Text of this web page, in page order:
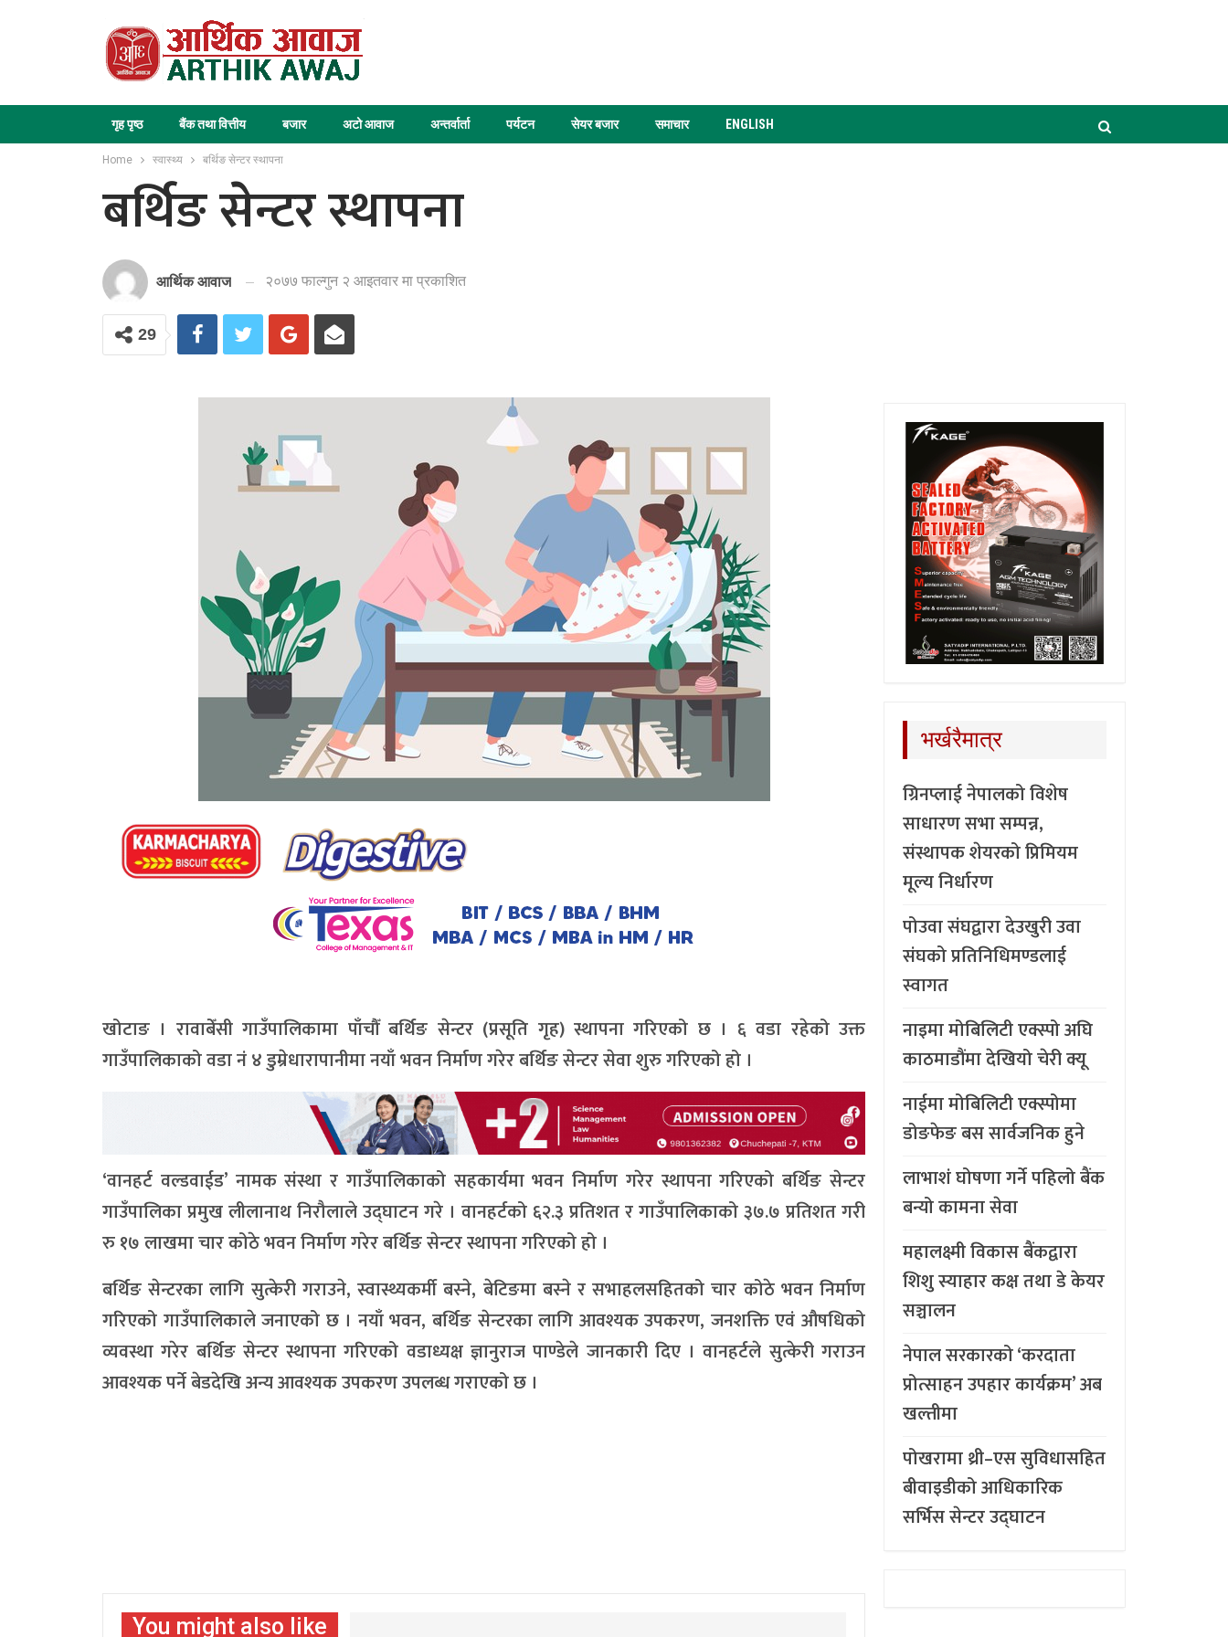
गृह पृष्ठ बैंक तथा वित्तीय बजार अटो आवाज अन्तर्वार्ता पर्यटन सेयर बजार समाचार ENGLISH
Home स्वास्थ्य बर्थिङ सेन्टर स्थापना
बर्थिङ सेन्टर स्थापना
आर्थिक आवाज २०७७ फाल्गुन २ आइतवार मा प्रकाशित
29
खोटाङ । रावाबेँसी गाउँपालिकामा पाँचौँ बर्थिङ सेन्टर (प्रसूति गृह) स्थापना गरिएको छ । ६ वडा रहेको उक्त
गाउँपालिकाको वडा नं ४ डुम्रेधारापानीमा नयाँ भवन निर्माण गरेर बर्थिङ सेन्टर सेवा शुरु गरिएको हो ।
‘वानहर्ट वल्डवाईड’ नामक संस्था र गाउँपालिकाको सहकार्यमा भवन निर्माण गरेर स्थापना गरिएको बर्थिङ सेन्टर
गाउँपालिका प्रमुख लीलानाथ निरौलाले उद्घाटन गरे । वानहर्टको ६२.३ प्रतिशत र गाउँपालिकाको ३७.७ प्रतिशत गरी
रु १७ लाखमा चार कोठे भवन निर्माण गरेर बर्थिङ सेन्टर स्थापना गरिएको हो ।
बर्थिङ सेन्टरका लागि सुत्केरी गराउने, स्वास्थ्यकर्मी बस्ने, बेटिङमा बस्ने र सभाहलसहितको चार कोठे भवन निर्माण
गरिएको गाउँपालिकाले जनाएको छ । नयाँ भवन, बर्थिङ सेन्टरका लागि आवश्यक उपकरण, जनशक्ति एवं औषधिको
व्यवस्था गरेर बर्थिङ सेन्टर स्थापना गरिएको वडाध्यक्ष ज्ञानुराज पाण्डेले जानकारी दिए । वानहर्टले सुत्केरी गराउन
आवश्यक पर्ने बेडदेखि अन्य आवश्यक उपकरण उपलब्ध गराएको छ ।
You might also like
भर्खरैमात्र
ग्रिनप्लाई नेपालको विशेष
साधारण सभा सम्पन्न,
संस्थापक शेयरको प्रिमियम
मूल्य निर्धारण
पोउवा संघद्वारा देउखुरी उवा
संघको प्रतिनिधिमण्डलाई
स्वागत
नाइमा मोबिलिटी एक्स्पो अघि
काठमाडौंमा देखियो चेरी क्यू
नाईमा मोबिलिटी एक्स्पोमा
डोङफेङ बस सार्वजनिक हुने
लाभाशं घोषणा गर्ने पहिलो बैंक
बन्यो कामना सेवा
महालक्ष्मी विकास बैंकद्वारा
शिशु स्याहार कक्ष तथा डे केयर
सञ्चालन
नेपाल सरकारको ‘करदाता
प्रोत्साहन उपहार कार्यक्रम’ अब
खल्तीमा
पोखरामा थ्री–एस सुविधासहित
बीवाइडीको आधिकारिक
सर्भिस सेन्टर उद्घाटन